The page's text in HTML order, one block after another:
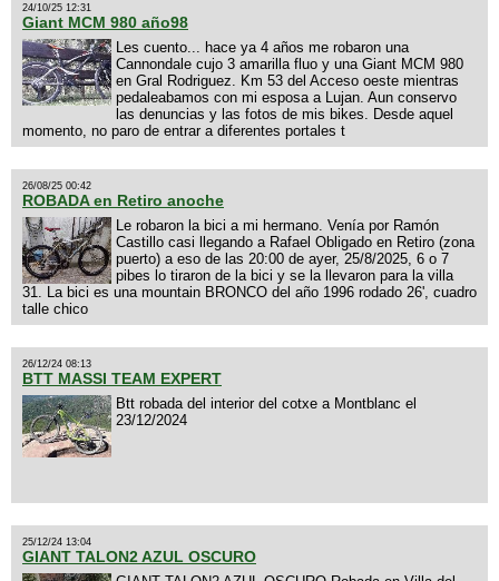
24/10/25 12:31
Giant MCM 980 año98
Les cuento... hace ya 4 años me robaron una
Cannondale cujo 3 amarilla fluo y una Giant MCM 980
en Gral Rodriguez. Km 53 del Acceso oeste mientras
pedaleabamos con mi esposa a Lujan. Aun conservo
las denuncias y las fotos de mis bikes. Desde aquel
momento, no paro de entrar a diferentes portales t
26/08/25 00:42
ROBADA en Retiro anoche
Le robaron la bici a mi hermano. Venía por Ramón
Castillo casi llegando a Rafael Obligado en Retiro (zona
puerto) a eso de las 20:00 de ayer, 25/8/2025, 6 o 7
pibes lo tiraron de la bici y se la llevaron para la villa
31. La bici es una mountain BRONCO del año 1996 rodado 26', cuadro
talle chico
26/12/24 08:13
BTT MASSI TEAM EXPERT
Btt robada del interior del cotxe a Montblanc el
23/12/2024
25/12/24 13:04
GIANT TALON2 AZUL OSCURO